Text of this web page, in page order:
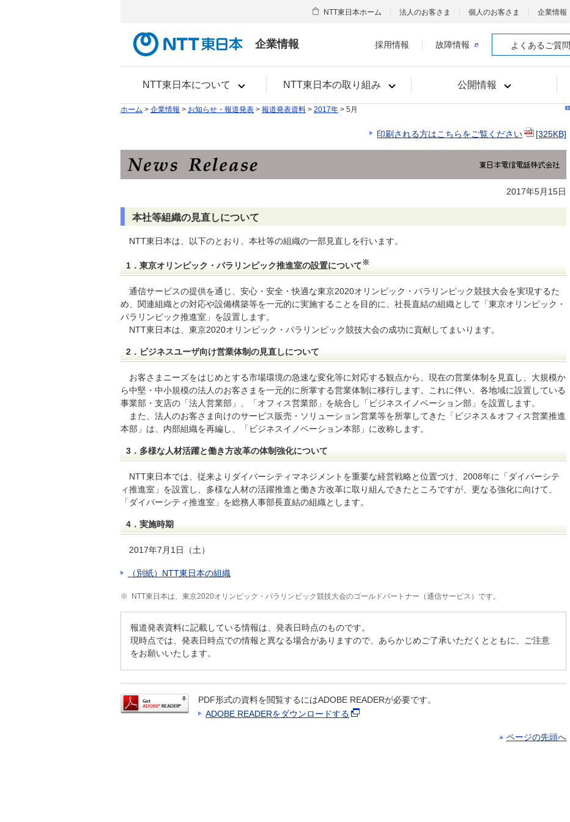
企業情報
NTT東日本について NTT東日本の取り組み 公開情報
NTT東日本ホーム 法人のお客さま 個人のお客さま 企業情報
採用情報 故障情報 よくあるご質問
ホーム > 企業情報 > お知らせ・報道発表 > 報道発表資料 > 2017年 > 5月
印刷される方はこちらをご覧ください [325KB]
2017年5月15日
本社等組織の見直しについて
NTT東日本は、以下のとおり、本社等の組織の一部見直しを行います。
1．東京オリンピック・パラリンピック推進室の設置について※
通信サービスの提供を通じ、安心・安全・快適な東京2020オリンピック・パラリンピック競技大会を実現するた
め、関連組織との対応や設備構築等を一元的に実施することを目的に、社長直結の組織として「東京オリンピック・
パラリンピック推進室」を設置します。
NTT東日本は、東京2020オリンピック・パラリンピック競技大会の成功に貢献してまいります。
2．ビジネスユーザ向け営業体制の見直しについて
お客さまニーズをはじめとする市場環境の急速な変化等に対応する観点から、現在の営業体制を見直し、大規模か
ら中堅・中小規模の法人のお客さまを一元的に所掌する営業体制に移行します。これに伴い、各地域に設置している
事業部・支店の「法人営業部」、「オフィス営業部」を統合し「ビジネスイノベーション部」を設置します。
また、法人のお客さま向けのサービス販売・ソリューション営業等を所掌してきた「ビジネス＆オフィス営業推進
本部」は、内部組織を再編し、「ビジネスイノベーション本部」に改称します。
3．多様な人材活躍と働き方改革の体制強化について
NTT東日本では、従来よりダイバーシティマネジメントを重要な経営戦略と位置づけ、2008年に「ダイバーシテ
ィ推進室」を設置し、多様な人材の活躍推進と働き方改革に取り組んできたところですが、更なる強化に向けて、
「ダイバーシティ推進室」を総務人事部長直結の組織とします。
4．実施時期
2017年7月1日（土）
（別紙）NTT東日本の組織
※ NTT東日本は、東京2020オリンピック・パラリンピック競技大会のゴールドパートナー（通信サービス）です。
報道発表資料に記載している情報は、発表日時点のものです。
現時点では、発表日時点での情報と異なる場合がありますので、あらかじめご了承いただくとともに、ご注意
をお願いいたします。
PDF形式の資料を閲覧するにはADOBE READERが必要です。
ADOBE READERをダウンロードする
ページの先頭へ